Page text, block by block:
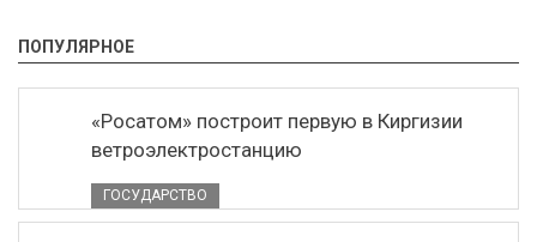
ПОПУЛЯРНОЕ
«Росатом» построит первую в Киргизии
ветроэлектростанцию
ГОСУДАРСТВО